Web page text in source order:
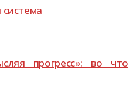
про­гресс»: во что